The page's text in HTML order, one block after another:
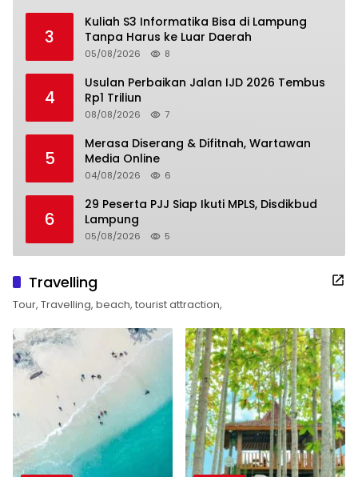
3
Kuliah S3 Informatika Bisa di Lampung
Tanpa Harus ke Luar Daerah
05/08/2026 8
4
Usulan Perbaikan Jalan IJD 2026 Tembus
Rp1 Triliun
08/08/2026 7
5
Merasa Diserang & Difitnah, Wartawan
Media Online
04/08/2026 6
6
29 Peserta PJJ Siap Ikuti MPLS, Disdikbud
Lampung
05/08/2026 5
Travelling
Tour, Travelling, beach, tourist attraction,